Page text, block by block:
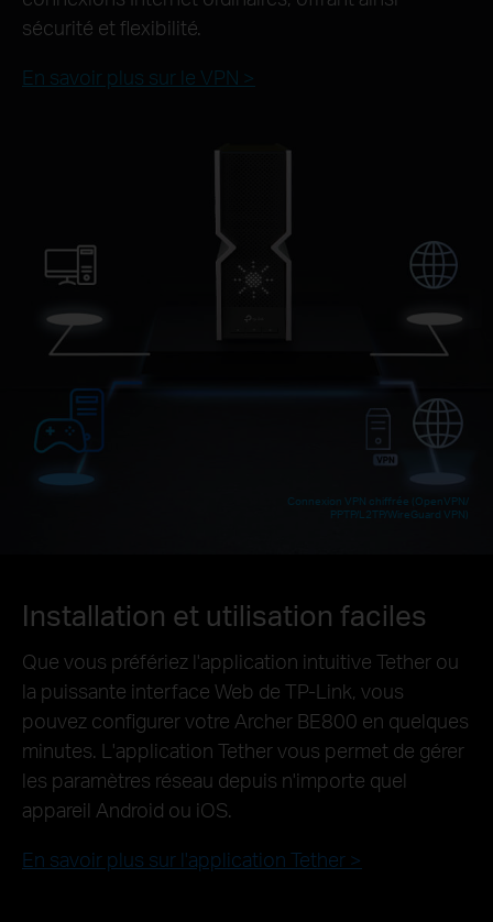
sécurité et flexibilité.
En savoir plus sur le VPN >
Connexion VPN chiffrée (OpenVPN/
PPTP/L2TP/WireGuard VPN)
Installation et utilisation faciles
Que vous préfériez l'application intuitive Tether ou
la puissante interface Web de TP-Link, vous
pouvez configurer votre Archer BE800 en quelques
minutes. L'application Tether vous permet de gérer
les paramètres réseau depuis n'importe quel
appareil Android ou iOS.
En savoir plus sur l'application Tether >